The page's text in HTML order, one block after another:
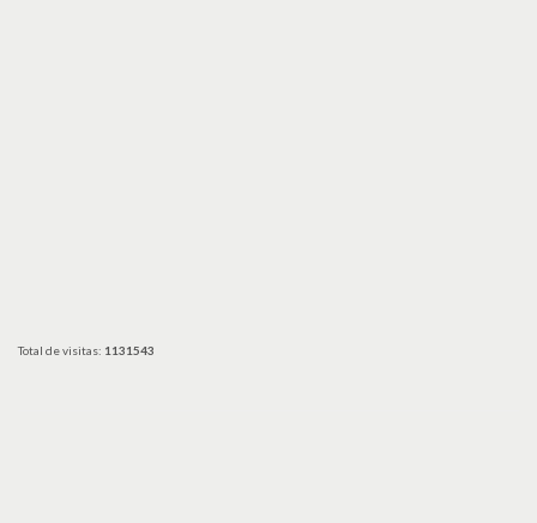
Total de visitas: 1131543